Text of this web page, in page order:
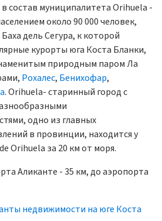
состав муниципалитета Orihuela -
около 90 000 человек,
дель Сегура, к которой
курорты юга Коста Бланки,
природным паром Ла
Рохалес, Бенихофар,
. Orihuela- старинный город с
одно из главных
в провинции, находится у
Orihuela за 20 км от моря.
Аликанте - 35 км, до аэропорта
недвижимости на юге Коста